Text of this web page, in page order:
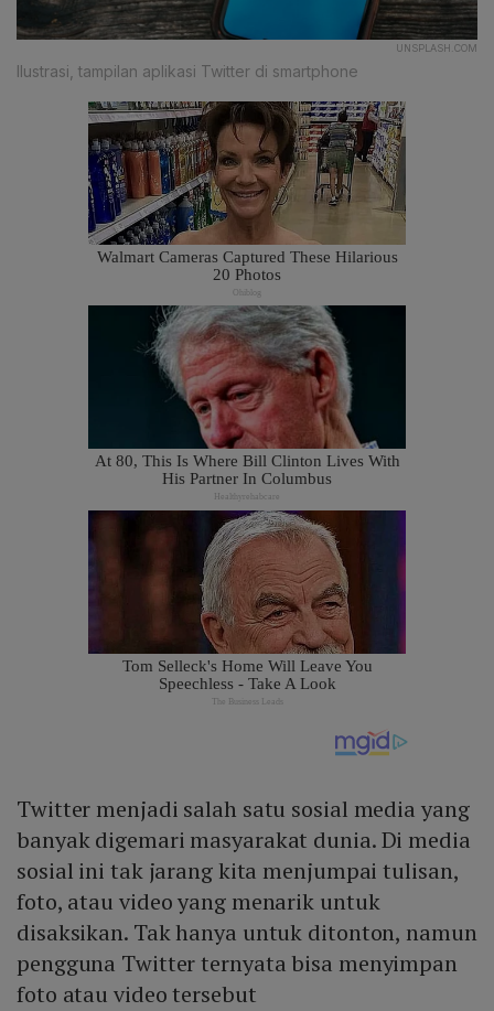
UNSPLASH.COM
Ilustrasi, tampilan aplikasi Twitter di smartphone
Twitter menjadi salah satu sosial media yang
banyak digemari masyarakat dunia. Di media
sosial ini tak jarang kita menjumpai tulisan,
foto, atau video yang menarik untuk
disaksikan. Tak hanya untuk ditonton, namun
pengguna Twitter ternyata bisa menyimpan
foto atau video tersebut